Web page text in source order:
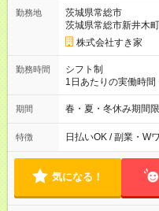
30日（※条件変更な
ただきます。 研修制
勤務地
茨城県常総市
茨城県常総市新井木
株式会社すき家
勤務時間
シフト制
1日あたりの実働時
2h～OK ＜シフト例
後帯 14:00-18:00 〇
ます♪
期間 春・夏・冬休み期間
特徴 日払いOK / 副業・W
気になる！